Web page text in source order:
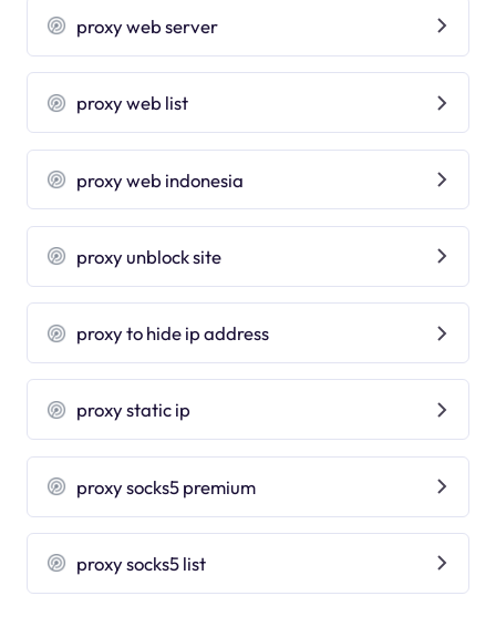
proxy web server
proxy web list
proxy web indonesia
proxy unblock site
proxy to hide ip address
proxy static ip
proxy socks5 premium
proxy socks5 list